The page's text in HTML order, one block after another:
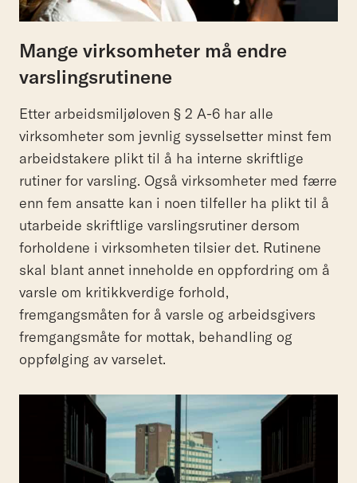
Mange virksomheter må endre
varslingsrutinene
Etter arbeidsmiljøloven § 2 A-6 har alle
virksomheter som jevnlig sysselsetter minst fem
arbeidstakere plikt til å ha interne skriftlige
rutiner for varsling. Også virksomheter med færre
enn fem ansatte kan i noen tilfeller ha plikt til å
utarbeide skriftlige varslingsrutiner dersom
forholdene i virksomheten tilsier det. Rutinene
skal blant annet inneholde en oppfordring om å
varsle om kritikkverdige forhold,
fremgangsmåten for å varsle og arbeidsgivers
fremgangsmåte for mottak, behandling og
oppfølging av varselet.